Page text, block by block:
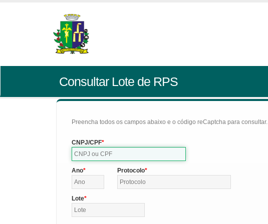
Consultar Lote de RPS
Preencha todos os campos abaixo e o código reCaptcha para consultar.
CNPJ/CPF
Ano Protocolo
Lote